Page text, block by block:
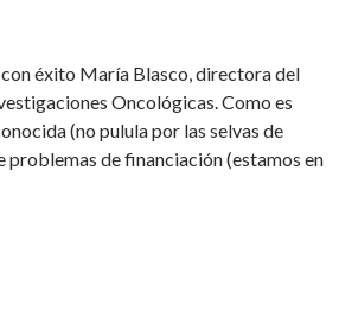
éxito María Blasco, directora del
Oncológicas. Como es
(no pulula por las selvas de
problemas de financiación (estamos en